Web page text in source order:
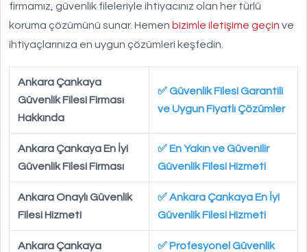
firmamız, güvenlik fileleriyle ihtiyacınız olan her türlü
koruma çözümünü sunar. Hemen bizimle iletişime geçin ve
ihtiyaçlarınıza en uygun çözümleri keşfedin.
Ankara Çankaya
Güvenlik Filesi Firması
Hakkında
✅ Güvenlik Filesi Garantili
ve Uygun Fiyatlı Çözümler
Ankara Çankaya En İyi
Güvenlik Filesi Firması
✅ En Yakın ve Güvenilir
Güvenlik Filesi Hizmeti
Ankara Onaylı Güvenlik
Filesi Hizmeti
✅ Ankara Çankaya En İyi
Güvenlik Filesi Hizmeti
Ankara Çankaya
✅ Profesyonel Güvenlik